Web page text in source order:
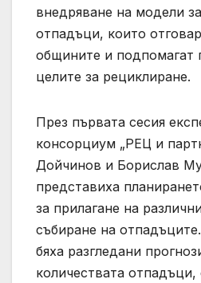
внедряване на модели
отпадъци, които
общините и подпомагат
целите за рециклиране.
През първата сесия
консорциум „РЕЦ и
Дойчинов и Борислав
представиха
за прилагане на
събиране на
бяха разгледани
количествата